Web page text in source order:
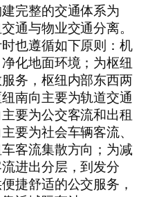
完整的交通体系为
通与物业交通分离。
也遵循如下原则：机
化地面环境；为枢纽
务，枢纽内部东西两
南向主要为轨道交通
要为公交客流和出租
要为社会车辆客流、
客流集散方向；为减
进出分层，到发分
捷舒适的公交服务，